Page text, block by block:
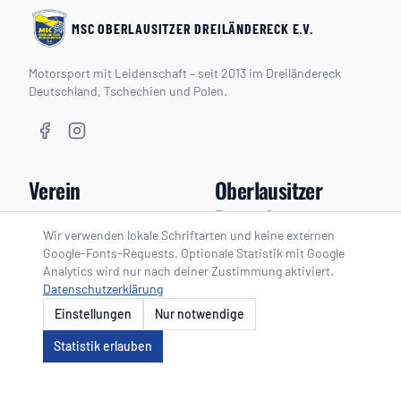
MSC OBERLAUSITZER DREILÄNDERECK E.V.
Motorsport mit Leidenschaft – seit 2013 im Dreiländereck
Deutschland, Tschechien und Polen.
Verein
Vorstand
Geschichte
Mitglied werden
Oberlausitzer
Dreieck
Oberlausitzer Dreieck
Zeitplan
Kalender
Neuigkeiten
Wir verwenden lokale Schriftarten und keine externen
Google-Fonts-Requests. Optionale Statistik mit Google
Analytics wird nur nach deiner Zustimmung aktiviert.
Datenschutzerklärung
Einstellungen
Nur notwendige
Statistik erlauben